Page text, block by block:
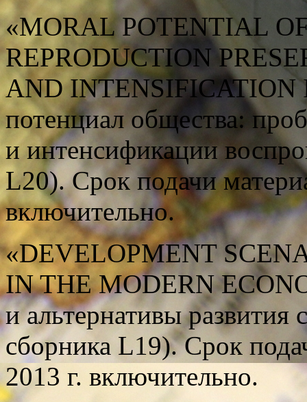
«MORAL POTENTIAL
REPRODUCTION
AND INTENSIFICATION
потенциал общества:
и интенсификации
L20). Срок подачи
включительно.
«DEVELOPMENT
IN THE MODERN
и альтернативы
сборника L19). Срок
2013 г. включительно.